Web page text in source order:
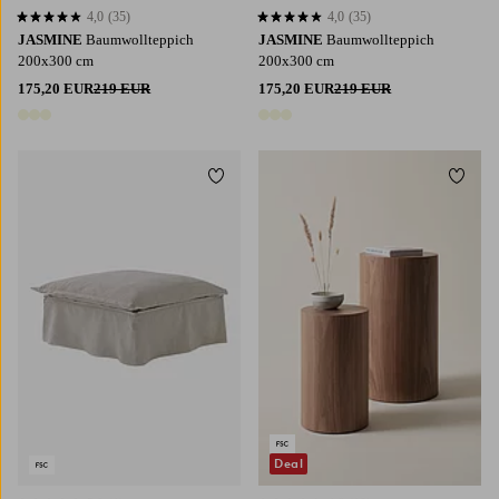
JASMINE Baumwollteppich
200x300 cm
175,20 EUR219 EUR
4,0 basierend auf 35 Bewertungen
4,0 (35)
JASMINE Baumwollteppich
200x300 cm
175,20 EUR219 EUR
4,0 basierend auf 35 Bewertungen
4,0 (35)
Zu Favoriten hinzufügen
Deal
Zu